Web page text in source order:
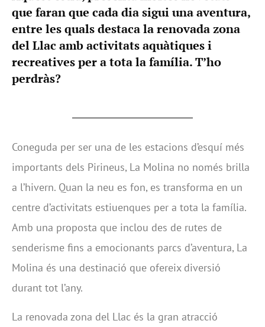
que faran que cada dia sigui una aventura,
entre les quals destaca la renovada zona
del Llac amb activitats aquàtiques i
recreatives per a tota la família. T’ho
perdràs?
Coneguda per ser una de les estacions d’esquí més
importants dels Pirineus, La Molina no només brilla
a l’hivern. Quan la neu es fon, es transforma en un
centre d’activitats estiuenques per a tota la família.
Amb una proposta que inclou des de rutes de
senderisme fins a emocionants parcs d’aventura, La
Molina és una destinació que ofereix diversió
durant tot l’any.
La renovada zona del Llac és la gran atracció